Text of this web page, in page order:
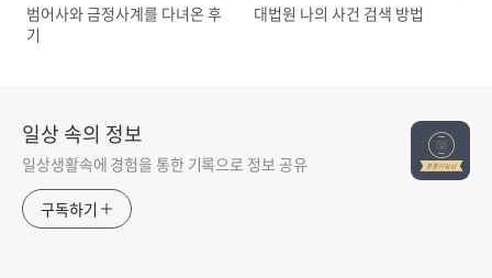
범어사와 금정사계를 다녀온 후
기
대법원 나의 사건 검색 방법
일상 속의 정보
일상생활속에 경험을 통한 기록으로 정보 공유
구독하기